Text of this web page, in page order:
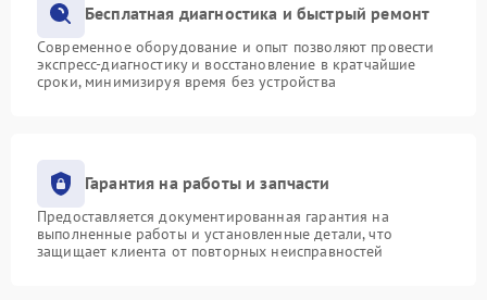
Бесплатная диагностика и быстрый ремонт
Современное оборудование и опыт позволяют провести
экспресс-диагностику и восстановление в кратчайшие
сроки, минимизируя время без устройства
Гарантия на работы и запчасти
Предоставляется документированная гарантия на
выполненные работы и установленные детали, что
защищает клиента от повторных неисправностей